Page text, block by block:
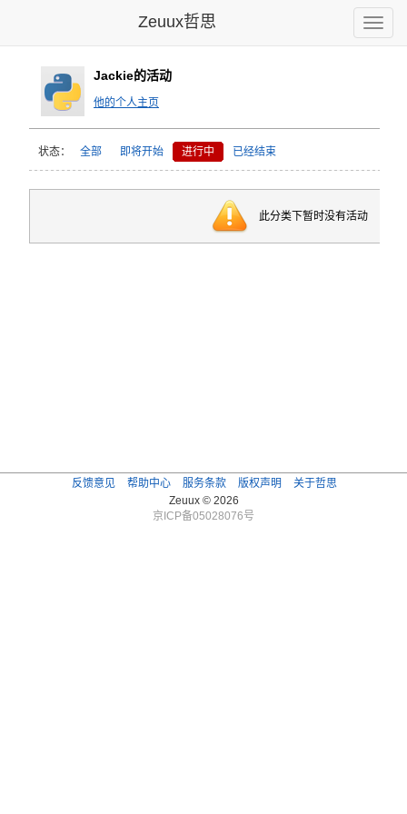
Toggle
Zeuux哲思
Jackie的活动
他的个人主页
状态： 全部 即将开始 进行中 已经结束
此分类下暂时没有活动
反馈意见 帮助中心 服务条款 版权声明
关于哲思
Zeuux © 2026
京ICP备05028076号